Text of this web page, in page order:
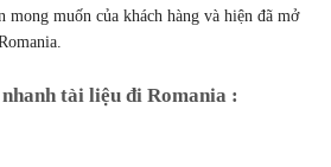
mong muốn của khách hàng và hiện đã mở
tài liệu đi Romania :